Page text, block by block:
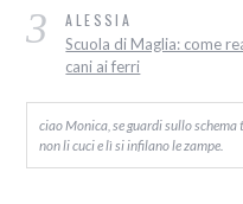
3 ALESSIA
Scuola di Maglia: come
cani ai ferri
ciao Monica, se guardi sullo
non li cuci e lì si infilano le zampe.